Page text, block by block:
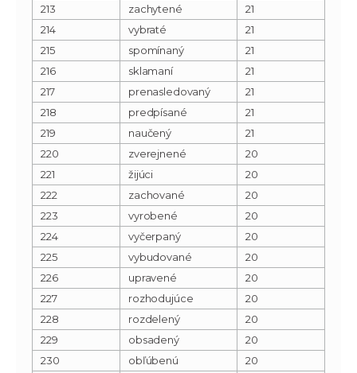
213
zachytené
21
214
vybraté
21
215
spomínaný
21
216
sklamaní
21
217
prenasledovaný
21
218
predpísané
21
219
naučený
21
220
zverejnené
20
221
žijúci
20
222
zachované
20
223
vyrobené
20
224
vyčerpaný
20
225
vybudované
20
226
upravené
20
227
rozhodujúce
20
228
rozdelený
20
229
obsadený
20
230
obľúbenú
20